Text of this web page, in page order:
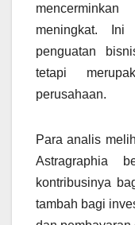
meningkat. Ini
penguatan
tetapi
perusahaan.
Para analis
Astragraphia
kontribusinya
tambah bagi